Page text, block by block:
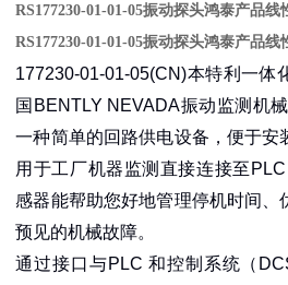
RS177230-01-01-05振动探头鸿泰产品
RS177230-01-01-05振动探头鸿泰产品
177230-01-01-05(CN)本特利一体
国BENTLY NEVADA振动监测机
一种简单的回路供电设备，便于安
用于工厂机器监测直接连接至
感器能帮助您好地管理停机时间、
预见的机械故障。
通过接口与PLC 和控制系统（